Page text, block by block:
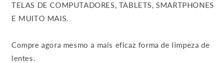
TELAS DE COMPUTADORES, TABLETS, SMARTPHONES
E MUITO MAIS.
Compre agora mesmo a mais eficaz forma de limpeza de
lentes.